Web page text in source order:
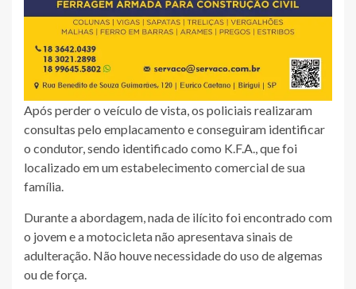
Após perder o veículo de vista, os policiais realizaram
consultas pelo emplacamento e conseguiram identificar
o condutor, sendo identificado como K.F.A., que foi
localizado em um estabelecimento comercial de sua
família.
Durante a abordagem, nada de ilícito foi encontrado com
o jovem e a motocicleta não apresentava sinais de
adulteração. Não houve necessidade do uso de algemas
ou de força.